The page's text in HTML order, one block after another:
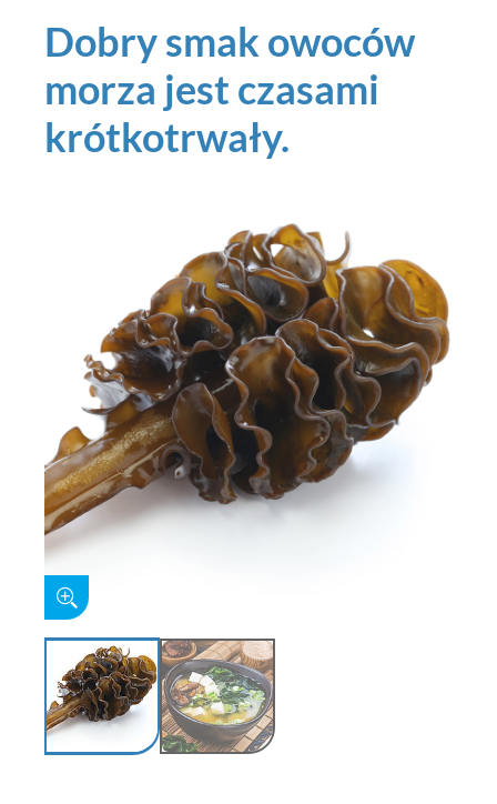
Dobry smak owoców
morza jest czasami
krótkotrwały.